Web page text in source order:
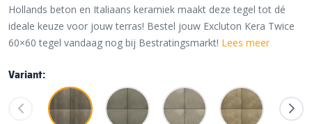
Hollands beton en Italiaans keramiek maakt deze tegel tot dé
ideale keuze voor jouw terras! Bestel jouw Excluton Kera Twice
60×60 tegel vandaag nog bij Bestratingsmarkt! Lees meer
Variant: